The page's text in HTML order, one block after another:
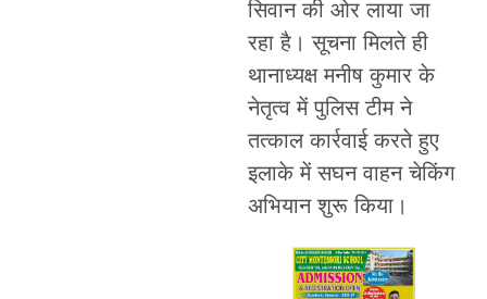
सिवान की ओर लाया जा
रहा है। सूचना मिलते ही
थानाध्यक्ष मनीष कुमार के
नेतृत्व में पुलिस टीम ने
तत्काल कार्रवाई करते हुए
इलाके में सघन वाहन चेकिंग
अभियान शुरू किया।